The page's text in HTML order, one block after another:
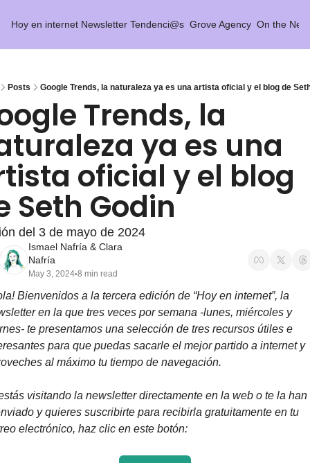
Hoy en internet Newsletter Tendenci@s Grove Agency On the Net
Posts Google Trends, la naturaleza ya es una artista oficial y el blog de
Trends, la
ya es una
oficial y el blog
Seth Godin
del 3 de mayo de 2024
Ismael Nafría & Clara
Nafría
May 3, 2024•8 min read
Bienvenidos a la tercera edición de “Hoy en internet”, la
en la que tres veces por semana -lunes, miércoles y
te presentamos una selección de tres recursos útiles e
para que puedas sacarle el mejor partido a internet y
al máximo tu tiempo de navegación.
visitando la newsletter directamente en la web o te la han
y quieres suscribirte para recibirla gratuitamente en tu
electrónico, haz clic en este botón: